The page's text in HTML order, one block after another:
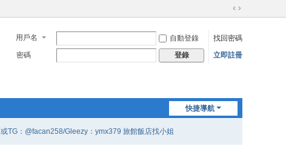
切
到
寬
用戶名 自動登錄
找回密碼
密碼
登錄 立即註冊
快捷導航
或TG：@facan258/Gleezy：ymx379 旅館飯店找小姐